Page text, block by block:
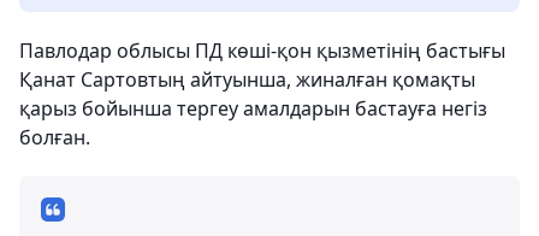
Павлодар облысы ПД көші-қон қызметінің бастығы
Қанат Сартовтың айтуынша, жиналған қомақты
қарыз бойынша тергеу амалдарын бастауға негіз
болған.